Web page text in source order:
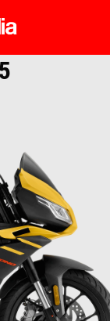
contenuto principale